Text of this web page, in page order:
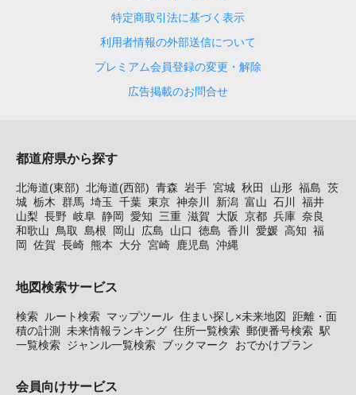
特定商取引法に基づく表示
利用者情報の外部送信について
プレミアム会員登録の変更・解除
広告掲載のお問合せ
都道府県から探す
北海道(東部) 北海道(西部) 青森 岩手 宮城 秋田 山形 福島 茨
城 栃木 群馬 埼玉 千葉 東京 神奈川 新潟 富山 石川
福井
山梨 長野 岐阜 静岡 愛知 三重 滋賀 大阪 京都 兵庫 奈良
和歌山 鳥取 島根 岡山 広島 山口 徳島 香川 愛媛 高知 福
岡
佐賀 長崎 熊本 大分 宮崎 鹿児島 沖縄
地図検索サービス
検索 ルート検索 マップツール 住まい探し×未来地図
距離・面
積の計測
未来情報ランキング 住所一覧検索 郵便番号検索 駅
一覧検索 ジャンル一覧検索 ブックマーク おでかけプラン
会員向けサービス